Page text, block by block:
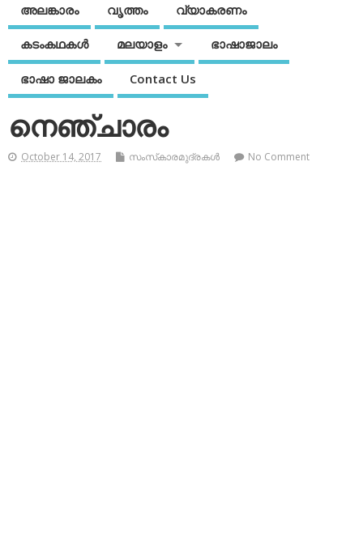
അലങ്കാരം വൃത്തം വ്യാകരണം
കടംകഥകള്‍ മലയാളം ഭാഷാജാലം
ഭാഷാ ജാലകം Contact Us
നെഞ്ചാരം
October 14, 2017 സംസ്‌കാരമുദ്രകള്‍ No Comment